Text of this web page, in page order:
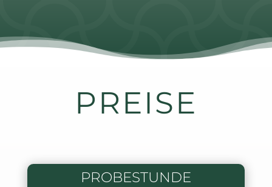
PREISE
PROBESTUNDE